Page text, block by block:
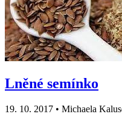
Lněné semínko
19. 10. 2017 • Michaela